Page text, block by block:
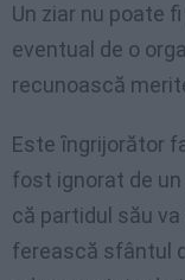
Un ziar nu poate
eventual de o
recunoască
Este ȋngrijorător
fost ignorat de
că partidul său va
ferească sfântul